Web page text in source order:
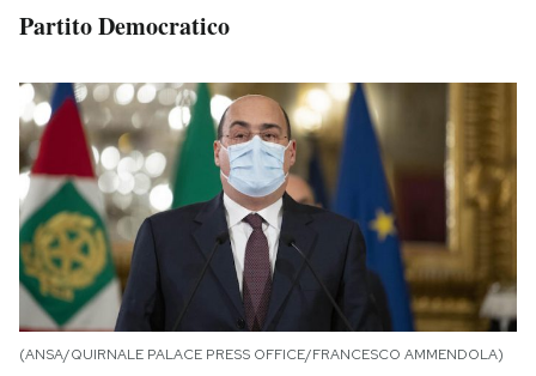
Partito Democratico
(ANSA/QUIRNALE PALACE PRESS OFFICE/FRANCESCO AMMENDOLA)